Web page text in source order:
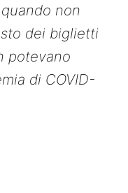
non
dei biglietti
potevano
di COVID-